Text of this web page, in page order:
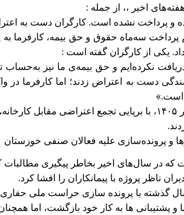
اخیر ،، از جمله :
سه‌ماه حقوق و حق بیمه، کارفرما به
نکرده‌ایم و حق بیمه‌ی ما نیز به‌حساب
دست به اعتراض زدند؛ اما کارفرما در
است.»
*بیش از ۱۰۰ کارگر شرکت ریسندگی خاور رشت، روز سه شنبه ۲ تیر ۱۴۰۵، با
و پرونده‌سازی علیه فعالان صنفی خوزستان
در سال‌های اخیر بخاطر پیگیری مطالبات
ناظر پروژه با پیمانکاران را افشا کرد.
گذشته با پرونده سازی حراست ملی حفاری
پشتیبانی ها به کار خود بازگشت، اما